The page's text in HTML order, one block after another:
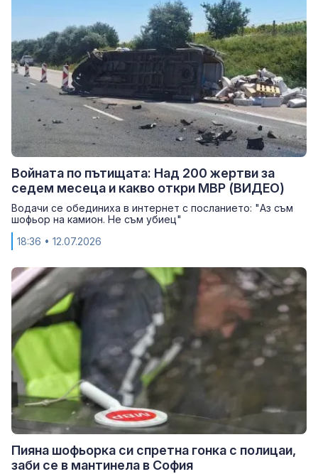
Войната по пътищата: Над 200 жертви за
седем месеца и какво откри МВР (ВИДЕО)
Водачи се обединиха в интернет с посланието: "Аз съм
шофьор на камион. Не съм убиец"
18:36 • 12.07.2026
Пияна шофьорка си спретна гонка с полицаи,
заби се в мантинела в София